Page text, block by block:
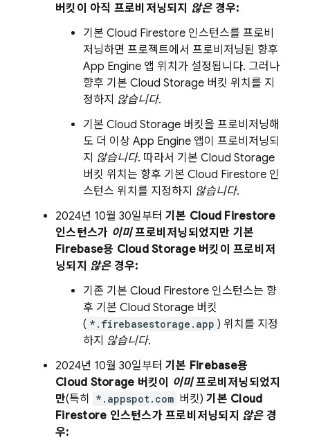
버킷이 아직 프로비저닝되지 않은경우:
기본 Cloud Firestore 인스턴스를 프로비
저닝하면 프로젝트에서 프로비저닝된 향후
App Engine 앱 위치가 설정됩니다. 그러나
향후 기본 Cloud Storage 버킷 위치를 지
정하지 않습니다.
기본 Cloud Storage 버킷을 프로비저닝해
도 더 이상 App Engine 앱이 프로비저닝되
지 않습니다. 따라서 기본 Cloud Storage
버킷 위치는 향후 기본 Cloud Firestore 인
스턴스 위치를 지정하지 않습니다.
2024년 10월 30일부터 기본 Cloud Firestore
인스턴스가 이미프로비저닝되었지만 기본
Firebase용 Cloud Storage버킷이 프로비저
닝되지 않은경우:
기존 기본 Cloud Firestore 인스턴스는 향
후 기본 Cloud Storage 버킷
( *.firebasestorage.app ) 위치를 지정
하지 않습니다.
2024년 10월 30일부터 기본 Firebase용
Cloud Storage 버킷이 이미프로비저닝되었지
만(특히 *.appspot.com 버킷)기본 Cloud
Firestore 인스턴스가 프로비저닝되지 않은경
우: